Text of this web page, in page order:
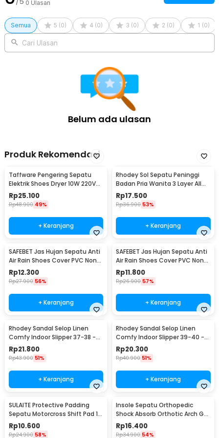
0 Ulasan
Semua 5 (0) 4 (0) 3 (0) 2 (0) 1 (0)
Cari Ulasan
Belum ada ulasan
Produk Rekomendasi
Taffware Pengering Sepatu
Elektrik Shoes Dryer 10W 220V
EU Plug - TPS2
Rp25.100
Rp48.900 49%
+ Keranjang
Rhodey Sol Sepatu Peninggi
Badan Pria Wanita 3 Layer All
Size - C-728
Rp17.500
Rp36.900 53%
+ Keranjang
SAFEBET Jas Hujan Sepatu Anti
Air Rain Shoes Cover PVC Non
Slip Strap M 37-39 - H-101
Rp12.300
Rp27.900 56%
+ Keranjang
SAFEBET Jas Hujan Sepatu Anti
Air Rain Shoes Cover PVC Non
Slip Strap XL 42-43 - H-101
Rp11.800
Rp26.900 57%
+ Keranjang
Rhodey Sandal Selop Linen
Comfy Indoor Slipper 37-38 -
YT22
Rp21.800
Rp43.900 51%
+ Keranjang
Rhodey Sandal Selop Linen
Comfy Indoor Slipper 39-40 -
YT22
Rp20.300
Rp40.900 51%
+ Keranjang
SULAITE Protective Padding
Sepatu Motorcross Shift Pad 1
PCS - GT-106
Rp10.600
Rp24.900 58%
Insole Sepatu Orthopedic
Shock Absorb Orthotic Arch Gel
Foam S - ZYD17
Rp16.400
Rp34.900 54%